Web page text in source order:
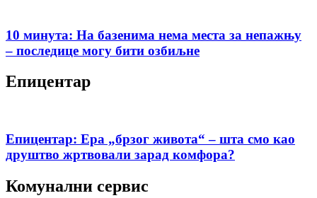
10 минута: На базенима нема места за непажњу
– последице могу бити озбиљне
Епицентар
Епицентар: Ера „брзог живота“ – шта смо као
друштво жртвовали зарад комфора?
Комунални сервис